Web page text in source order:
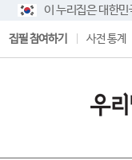
이 누리집은 대한
집필 참여하기 사전 통계